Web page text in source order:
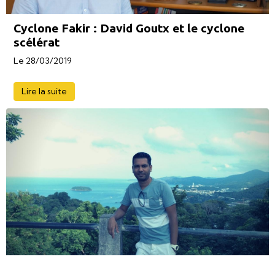
Cyclone Fakir : David Goutx et le cyclone
scélérat
Le 28/03/2019
Lire la suite